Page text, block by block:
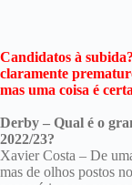
Candidatos à
claramente
mas uma coisa é
Derby – Qual é o
2022/23?
Xavier Costa – De
mas de olhos postos